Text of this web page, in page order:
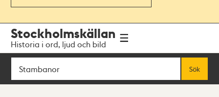
navigationen
huvudinnehållet
Stockholmskällan
Historia i ord, ljud och bild
Sök
Sök